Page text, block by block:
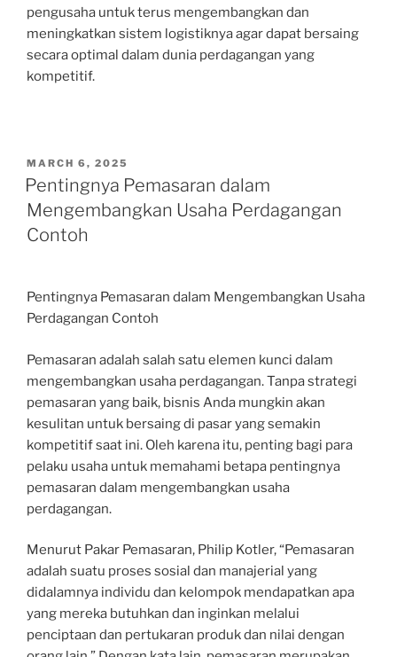
pengusaha untuk terus mengembangkan dan
meningkatkan sistem logistiknya agar dapat bersaing
secara optimal dalam dunia perdagangan yang
kompetitif.
POSTED
ON
MARCH 6, 2025
Pentingnya Pemasaran dalam
Mengembangkan Usaha Perdagangan
Contoh
Pentingnya Pemasaran dalam Mengembangkan Usaha
Perdagangan Contoh
Pemasaran adalah salah satu elemen kunci dalam
mengembangkan usaha perdagangan. Tanpa strategi
pemasaran yang baik, bisnis Anda mungkin akan
kesulitan untuk bersaing di pasar yang semakin
kompetitif saat ini. Oleh karena itu, penting bagi para
pelaku usaha untuk memahami betapa pentingnya
pemasaran dalam mengembangkan usaha
perdagangan.
Menurut Pakar Pemasaran, Philip Kotler, “Pemasaran
adalah suatu proses sosial dan manajerial yang
didalamnya individu dan kelompok mendapatkan apa
yang mereka butuhkan dan inginkan melalui
penciptaan dan pertukaran produk dan nilai dengan